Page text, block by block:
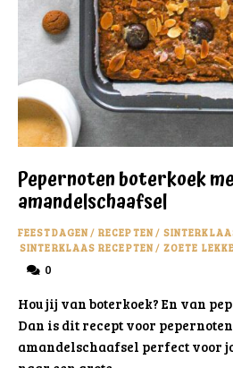
Pepernoten boterkoek
amandelschaafsel
FEESTDAGEN / RECEPTEN/
SINTERKLAAS RECEPTEN / ZOETE
0
Hou jij van boterkoek? En van
Dan is dit recept voor
amandelschaafsel perfect voor